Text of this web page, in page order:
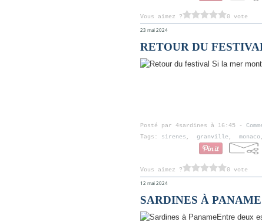
Vous aimez ?
0 vote
23 mai 2024
RETOUR DU
Posté par 4sardines à 16:45 -
Tags: sirenes , granville , monaco
Vous aimez ?
0 vote
12 mai 2024
SARDINES À PANAME
Entre deux